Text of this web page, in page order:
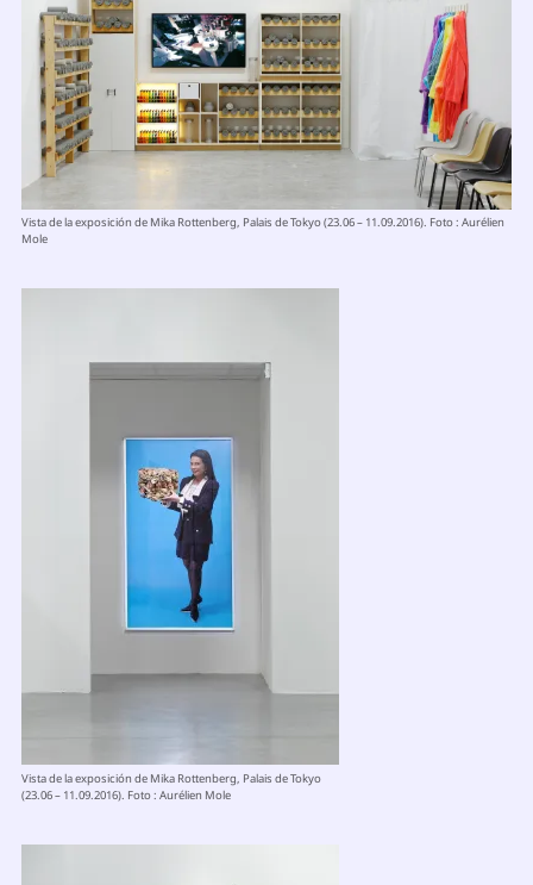
Vista de la exposición de Mika Rottenberg, Palais de Tokyo (23.06 – 11.09.2016). Foto : Aurélien
Mole
Vista de la exposición de Mika Rottenberg, Palais de Tokyo
(23.06 – 11.09.2016). Foto : Aurélien Mole